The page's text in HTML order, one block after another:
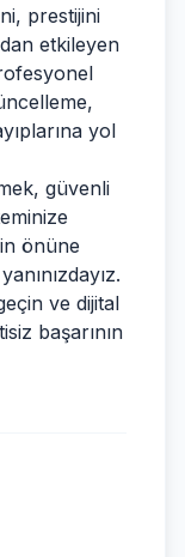
prestijini
etkileyen
yol
güvenli
önüne
ve dijital
başarının